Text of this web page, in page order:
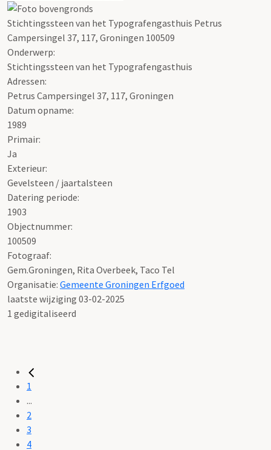
Stichtingssteen van het Typografengasthuis Petrus
Campersingel 37, 117, Groningen 100509
Onderwerp:
Stichtingssteen van het Typografengasthuis
Adressen:
Petrus Campersingel 37, 117, Groningen
Datum opname:
1989
Primair:
Ja
Exterieur:
Gevelsteen / jaartalsteen
Datering periode:
1903
Objectnummer:
100509
Fotograaf:
Gem.Groningen, Rita Overbeek, Taco Tel
Organisatie: Gemeente Groningen Erfgoed
laatste wijziging 03-02-2025
1 gedigitaliseerd
1
...
2
3
4